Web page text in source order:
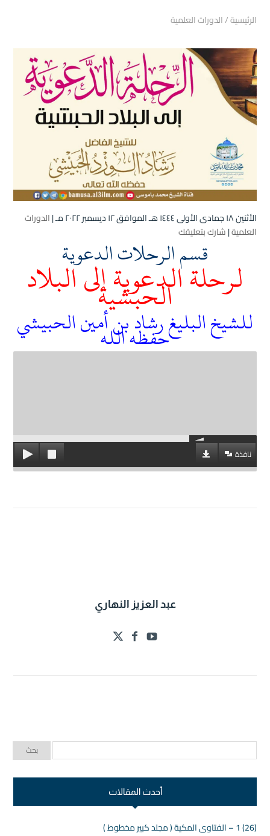
الرئيسية/الدورات العلمية
الأثنين ۱۸ جمادى الأولى ۱٤٤٤ هـ الموافق ۱۲ ديسمبر ۲۰۲۲ مـ |
الدورات
العلمية|شارك بتعليقك
قسم الرحلات الدعوية
لرحلة الدعوية إلى البلاد
الحبشية
للشيخ البليغ رشاد بن أمين الحبيشي
حفظه الله
نافذة
عبد العزيز النهاري
أحدث المقالات
(26) 1 – الفتاوى المكية ( مجلد كبير مخطوط )